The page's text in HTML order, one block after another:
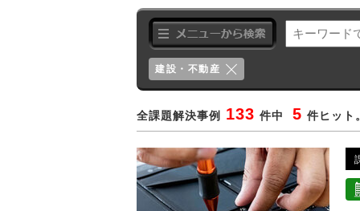
建設・不動産
全課題解決事例 133 件中 5 件ヒット